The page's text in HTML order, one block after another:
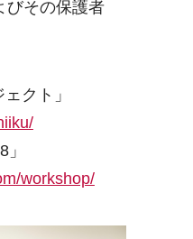
びその保護者
ェクト」
」
workshop/